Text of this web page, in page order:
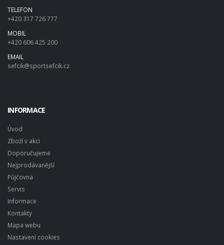
TELEFON
+420 317 726 777
MOBIL
+420 606 425 200
EMAIL
sefcik@sportsefcik.cz
INFORMACE
Úvod
Zboží v akci
Doporučujeme
Nejprodávanější
Půjčovna
Servis
Informace
Kontakty
Mapa webu
Nastavení cookies